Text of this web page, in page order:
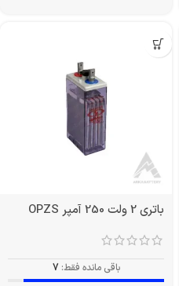
باتری 2 ولت 250 آمپر OPZS
باقی مانده فقط: 7